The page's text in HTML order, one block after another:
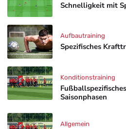
Schnelligkeit mit
Spezifisches
Aufbautraining
Saisonphasen
Konditionstraining
Allgemein